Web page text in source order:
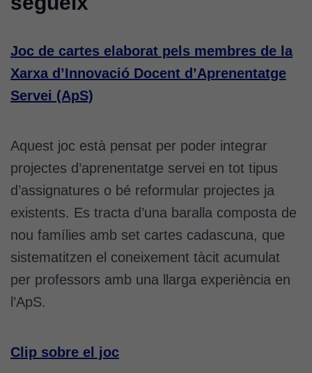
Joc de cartes elaborat pels membres de la
Xarxa d’Innovació Docent d’Aprenentatge
Servei (ApS)
Aquest joc està pensat per poder integrar
projectes d’aprenentatge servei en tot tipus
d’assignatures o bé reformular projectes ja
existents. Es tracta d’una baralla composta de
nou famílies amb set cartes cadascuna, que
sistematitzen el coneixement tàcit acumulat
per professors amb una llarga experiència en
l’ApS.
Clip sobre el joc